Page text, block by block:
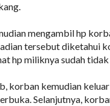
mengambil hp
tersebut diketahui
hp miliknya sudah tidak
korban kemudian
Selanjutnya,